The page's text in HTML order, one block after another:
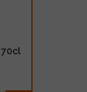
70cl